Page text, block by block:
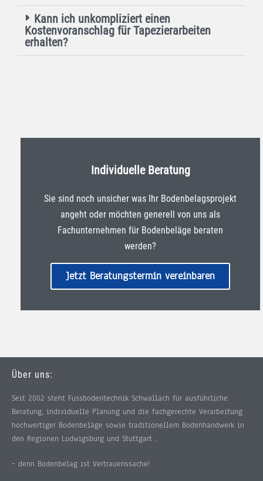
Kann ich unkompliziert einen
Kostenvoranschlag für Tapezierarbeiten
erhalten?
Individuelle Beratung
Sie sind noch unsicher was Ihr Bodenbelagsprojekt
angeht oder möchten generell von uns als
Fachunternehmen für Bodenbeläge beraten
werden?
Jetzt Beratungstermin vereinbaren
Über uns:
Seit 2002 steht Fussbodentechnik Schwallach für ausführliche
Beratung, individuelle Planung und die fachgerechte Verarbeitung
hochwertiger Bodenbeläge sowie traditionellem Bodenhandwerk in
den Regionen Ludwigsburg und Stuttgart .
– denn Bodenbelag ist Vertrauenssache!